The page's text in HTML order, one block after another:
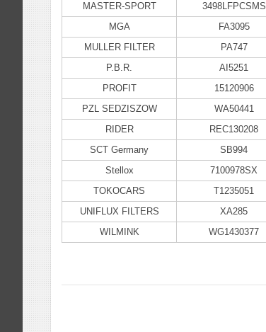
MASTER-SPORT 3498LFPCSMS
MGA
FA3095
MULLER FILTER
PA747
P.B.R.
AI5251
PROFIT
15120906
PZL SEDZISZOW
WA50441
RIDER
REC130208
SCT Germany
SB994
Stellox
7100978SX
TOKOCARS
T1235051
UNIFLUX FILTERS
XA285
WILMINK
WG1430377